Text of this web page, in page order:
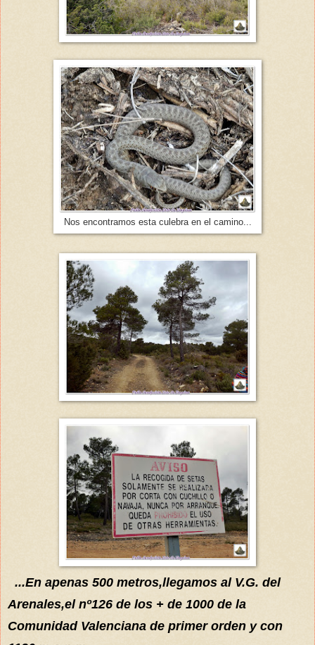
Nos encontramos esta culebra en el camino...
...En apenas 500 metros,llegamos al V.G. del
Arenales,el nº126 de los + de 1000 de la
Comunidad Valenciana de primer orden y con